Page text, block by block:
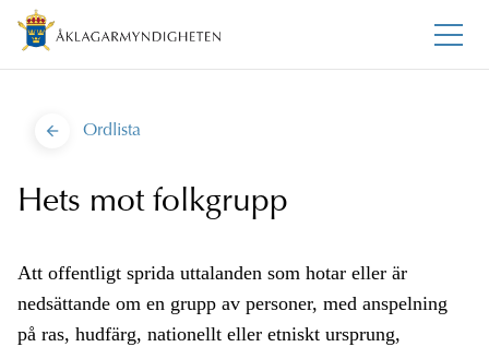
Ordlista
Hets mot folkgrupp
Att offentligt sprida uttalanden som hotar eller är
nedsättande om en grupp av personer, med anspelning
på ras, hudfärg, nationellt eller etniskt ursprung,